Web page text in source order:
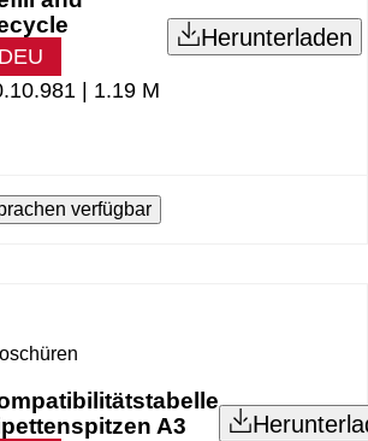
DEU
| 1.19 M
Herunterladen
verfügbar
A3